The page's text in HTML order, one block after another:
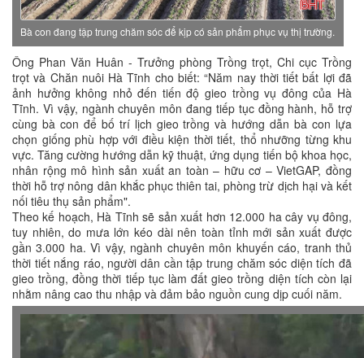
Bà con đang tập trung chăm sóc để kịp có sản phẩm phục vụ thị trường.
Ông Phan Văn Huân - Trưởng phòng Trồng trọt, Chi cục Trồng
trọt và Chăn nuôi Hà Tĩnh cho biết: “Năm nay thời tiết bất lợi đã
ảnh hưởng không nhỏ đến tiến độ gieo trồng vụ đông của Hà
Tĩnh. Vì vậy, ngành chuyên môn đang tiếp tục đồng hành, hỗ trợ
cùng bà con để bố trí lịch gieo trồng và hướng dẫn bà con lựa
chọn giống phù hợp với điều kiện thời tiết, thổ nhưỡng từng khu
vực. Tăng cường hướng dẫn kỹ thuật, ứng dụng tiến bộ khoa học,
nhân rộng mô hình sản xuất an toàn – hữu cơ – VietGAP, đồng
thời hỗ trợ nông dân khắc phục thiên tai, phòng trừ dịch hại và kết
nối tiêu thụ sản phẩm".
Theo kế hoạch, Hà Tĩnh sẽ sản xuất hơn 12.000 ha cây vụ đông,
tuy nhiên, do mưa lớn kéo dài nên toàn tỉnh mới sản xuất được
gần 3.000 ha. Vì vậy, ngành chuyên môn khuyến cáo, tranh thủ
thời tiết nắng ráo, người dân cần tập trung chăm sóc diện tích đã
gieo trồng, đồng thời tiếp tục làm đất gieo trồng diện tích còn lại
nhằm nâng cao thu nhập và đảm bảo nguồn cung dịp cuối năm.